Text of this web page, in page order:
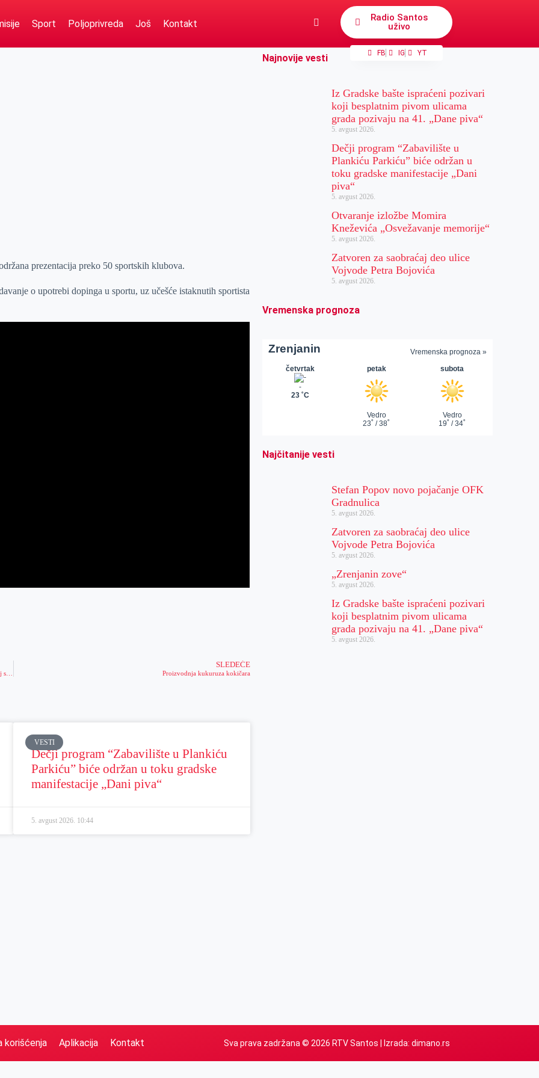
Sport Poljoprivreda Još Kontakt
Radio Santos
uživo
FB IG YT
prezentacija preko 50 sportskih klubova.
o upotrebi dopinga u sportu, uz učešće istaknutih sportista
SLEDEĆE
Proizvodnja kukuruza kokičara
VESTI
Dečji program “Zabavilište u Plankiću
Parkiću” biće održan u toku gradske
manifestacije „Dani piva“
5. avgust 2026. 10:44
Najnovije vesti
Iz Gradske bašte ispraćeni pozivari
koji besplatnim pivom ulicama
grada pozivaju na 41. „Dane piva“
5. avgust 2026.
Dečji program “Zabavilište u
Plankiću Parkiću” biće održan u
toku gradske manifestacije „Dani
piva“
5. avgust 2026.
Otvaranje izložbe Momira
Kneževića „Osvežavanje memorije“
5. avgust 2026.
Zatvoren za saobraćaj deo ulice
Vojvode Petra Bojovića
5. avgust 2026.
Vremenska prognoza
Najčitanije vesti
Stefan Popov novo pojačanje OFK
Gradnulica
5. avgust 2026.
Zatvoren za saobraćaj deo ulice
Vojvode Petra Bojovića
5. avgust 2026.
„Zrenjanin zove“
5. avgust 2026.
Iz Gradske bašte ispraćeni pozivari
koji besplatnim pivom ulicama
grada pozivaju na 41. „Dane piva“
5. avgust 2026.
korišćenja Aplikacija Kontakt Sva prava zadržana © 2026 RTV Santos | Izrada: dimano.rs